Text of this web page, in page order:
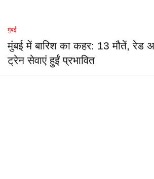
मुंबई
मुंबई में बारिश का कहर: 13 मौतें, रेड
ट्रेन सेवाएं हुईं प्रभावित